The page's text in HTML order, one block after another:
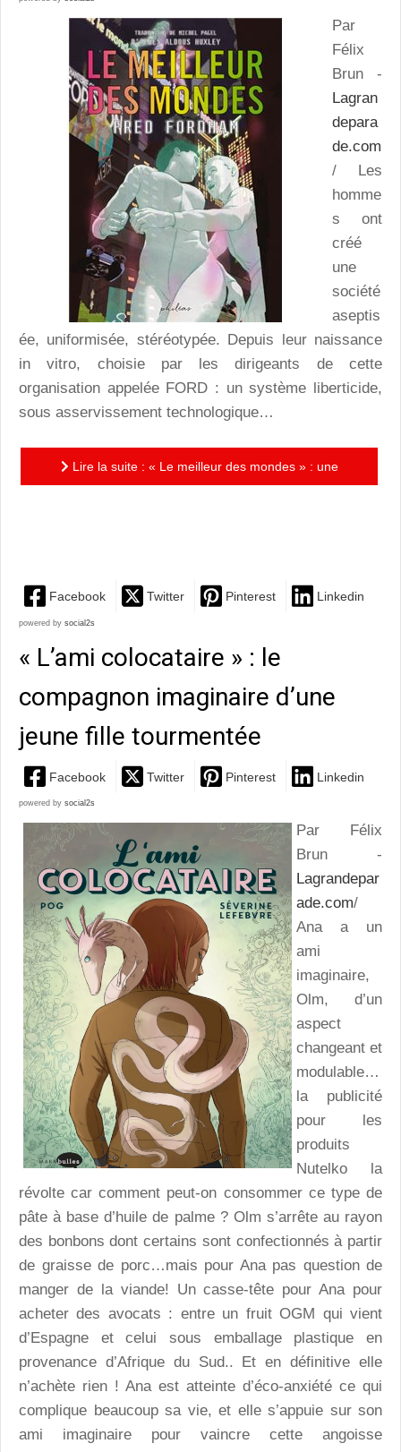
Par
Félix
Brun -
Lagran
depara
de.com
/ Les
homme
s ont
créé
une
société
aseptis
ée, uniformisée, stéréotypée. Depuis leur naissance
in vitro, choisie par les dirigeants de cette
organisation appelée FORD : un système liberticide,
sous asservissement technologique…
Lire la suite : « Le meilleur des mondes » : une
Facebook Twitter Pinterest Linkedin
powered by social2s
« L’ami colocataire » : le
compagnon imaginaire d’une
jeune fille tourmentée
Facebook Twitter Pinterest Linkedin
powered by social2s
Par Félix
Brun -
Lagrandepar
ade.com/
Ana a un
ami
imaginaire,
Olm, d’un
aspect
changeant et
modulable…
la publicité
pour les
produits
Nutelko la
révolte car comment peut-on consommer ce type de
pâte à base d’huile de palme ? Olm s’arrête au rayon
des bonbons dont certains sont confectionnés à partir
de graisse de porc…mais pour Ana pas question de
manger de la viande! Un casse-tête pour Ana pour
acheter des avocats : entre un fruit OGM qui vient
d’Espagne et celui sous emballage plastique en
provenance d’Afrique du Sud.. Et en définitive elle
n’achète rien ! Ana est atteinte d’éco-anxiété ce qui
complique beaucoup sa vie, et elle s’appuie sur son
ami imaginaire pour vaincre cette angoisse